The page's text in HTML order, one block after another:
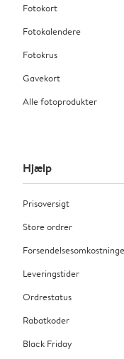
Fotokort
Fotokalendere
Fotokrus
Gavekort
Alle fotoprodukter
Hjælp
Prisoversigt
Store ordrer
Leveringstider
Ordrestatus
Rabatkoder
Black Friday